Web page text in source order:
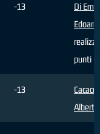
-13
Di
punti
-13
Cacace
Alberto